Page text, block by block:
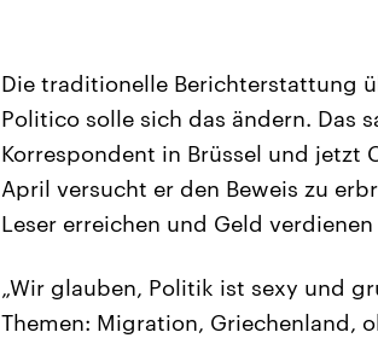
Die traditionelle Berichterstattung
Politico solle sich das ändern. Das
Korrespondent in Brüssel und jetzt
April versucht er den Beweis zu
Leser erreichen und Geld verdienen
„Wir glauben, Politik ist sexy und
Themen: Migration, Griechenland,